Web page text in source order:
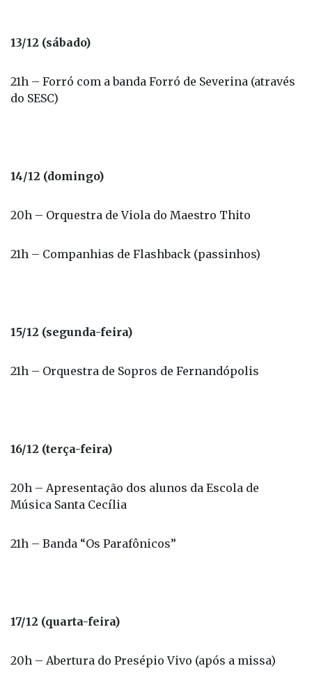
13/12 (sábado)
21h – Forró com a banda Forró de Severina (através
do SESC)
14/12 (domingo)
20h – Orquestra de Viola do Maestro Thito
21h – Companhias de Flashback (passinhos)
15/12 (segunda-feira)
21h – Orquestra de Sopros de Fernandópolis
16/12 (terça-feira)
20h – Apresentação dos alunos da Escola de
Música Santa Cecília
21h – Banda “Os Parafônicos”
17/12 (quarta-feira)
20h – Abertura do Presépio Vivo (após a missa)